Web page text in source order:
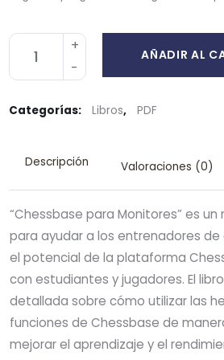
AÑADIR AL
Categorías: Libros, PDF
Descripción Valoraciones (0)
“Chessbase para Monitores” es
para ayudar a los entrenadores
el potencial de la plataforma
con estudiantes y jugadores. El
detallada sobre cómo utilizar las
funciones de Chessbase de
mejorar el aprendizaje y el